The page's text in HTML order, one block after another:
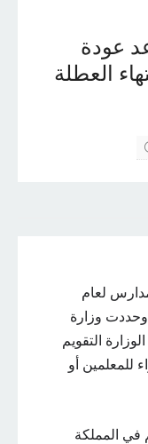
عودة
انتهاء العطلة
لعام
وحددت وزارة
التقويم
سواء للمعلمين أو
في المملكة